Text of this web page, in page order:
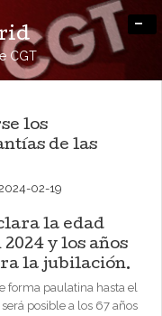
CGT
-
los
de las
02-19
la edad
y los años
la jubilación.
forma paulatina hasta el
será posible a los 67 años